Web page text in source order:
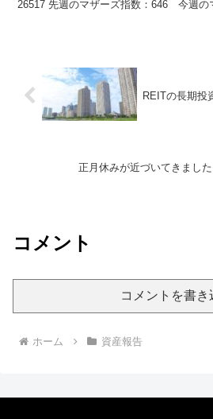
26517 先週のマザーズ指数：646 今週のマザーズ指数：682 まず
REITの長期投
正月休みが近づいてきました
コメント
コメントを書き
ホーム 資産報告